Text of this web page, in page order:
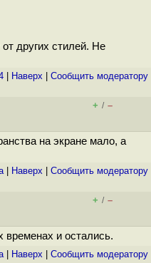
других стилей. Не
Наверх Cообщить модератору
+ / –
на экране мало, а
| Наверх Cообщить модератору
+ / –
временах и остались.
| Наверх Cообщить модератору